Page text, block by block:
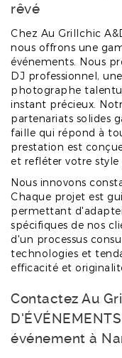
rêvé
Chez Au Grillchic
nous offrons une
événements. Nous
DJ professionnel,
photographe
instant précieux.
partenariats solides
faille qui répond à
prestation est
et refléter votre style
Nous innovons
Chaque projet est
permettant
spécifiques de nos
d'un processus
technologies et
efficacité et
Contactez Au
événement à